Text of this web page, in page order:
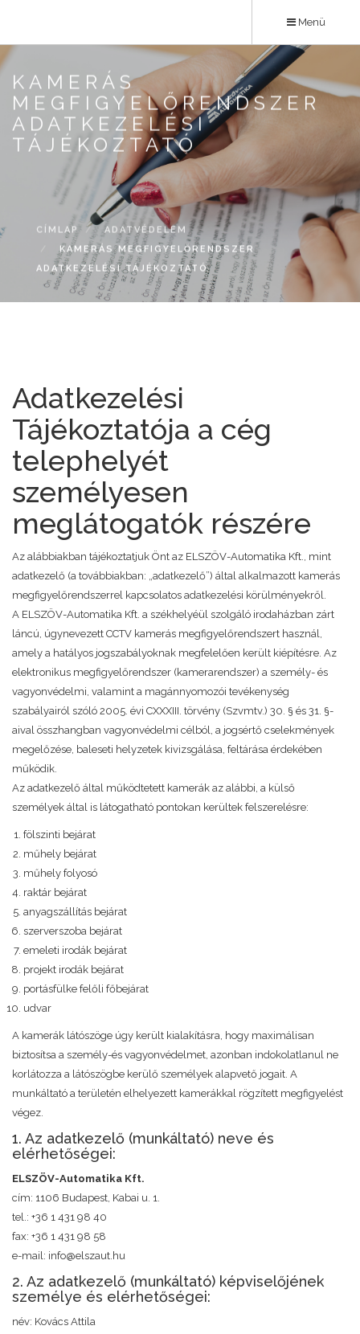
tartalomra
Menü
KAMERÁS
MEGFIGYELŐRENDSZER
ADATKEZELÉSI
TÁJÉKOZTATÓ
CÍMLAP
ADATVÉDELEM
KAMERÁS MEGFIGYELŐRENDSZER
ADATKEZELÉSI TÁJÉKOZTATÓ
Adatkezelési
Tájékoztatója a cég
telephelyét
személyesen
meglátogatók részére
Az alábbiakban tájékoztatjuk Önt az ELSZÖV-Automatika Kft., mint
adatkezelő (a továbbiakban: „adatkezelő”) által alkalmazott kamerás
megfigyelőrendszerrel kapcsolatos adatkezelési körülményekről.
A ELSZÖV-Automatika Kft. a székhelyéül szolgáló irodaházban zárt
láncú, úgynevezett CCTV kamerás megfigyelőrendszert használ,
amely a hatályos jogszabályoknak megfelelően került kiépítésre. Az
elektronikus megfigyelőrendszer (kamerarendszer) a személy- és
vagyonvédelmi, valamint a magánnyomozói tevékenység
szabályairól szóló 2005. évi CXXXIII. törvény (Szvmtv.) 30. § és 31. §-
aival összhangban vagyonvédelmi célból, a jogsértő cselekmények
megelőzése, baleseti helyzetek kivizsgálása, feltárása érdekében
működik.
Az adatkezelő által működtetett kamerák az alábbi, a külső
személyek által is látogatható pontokan kerültek felszerelésre:
fölszinti bejárat
műhely bejárat
műhely folyosó
raktár bejárat
anyagszállítás bejárat
szerverszoba bejárat
emeleti irodák bejárat
projekt irodák bejárat
portásfülke felőli főbejárat
udvar
A kamerák látószöge úgy került kialakításra, hogy maximálisan
biztosítsa a személy-és vagyonvédelmet, azonban indokolatlanul ne
korlátozza a látószögbe kerülő személyek alapvető jogait. A
munkáltató a területén elhelyezett kamerákkal rögzített megfigyelést
végez.
1. Az adatkezelő (munkáltató) neve és
elérhetőségei:
ELSZÖV-Automatika Kft.
cím: 1106 Budapest, Kabai u. 1.
tel.: +36 1 431 98 40
fax: +36 1 431 98 58
e-mail: info@elszaut.hu
2. Az adatkezelő (munkáltató) képviselőjének
személye és elérhetőségei:
név: Kovács Attila